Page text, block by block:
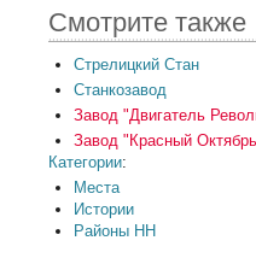
Смотрите также
Стрелицкий Стан
Станкозавод
Завод "Двигатель
Завод "Красный
Категории:
Места
Истории
Районы НН